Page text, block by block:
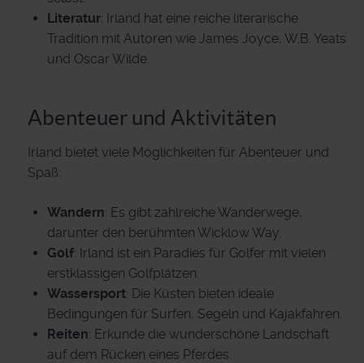
Literatur: Irland hat eine reiche literarische
Tradition mit Autoren wie James Joyce, W.B. Yeats
und Oscar Wilde.
Abenteuer und Aktivitäten
Irland bietet viele Möglichkeiten für Abenteuer und
Spaß:
Wandern: Es gibt zahlreiche Wanderwege,
darunter den berühmten Wicklow Way.
Golf: Irland ist ein Paradies für Golfer mit vielen
erstklassigen Golfplätzen.
Wassersport: Die Küsten bieten ideale
Bedingungen für Surfen, Segeln und Kajakfahren.
Reiten: Erkunde die wunderschöne Landschaft
auf dem Rücken eines Pferdes.